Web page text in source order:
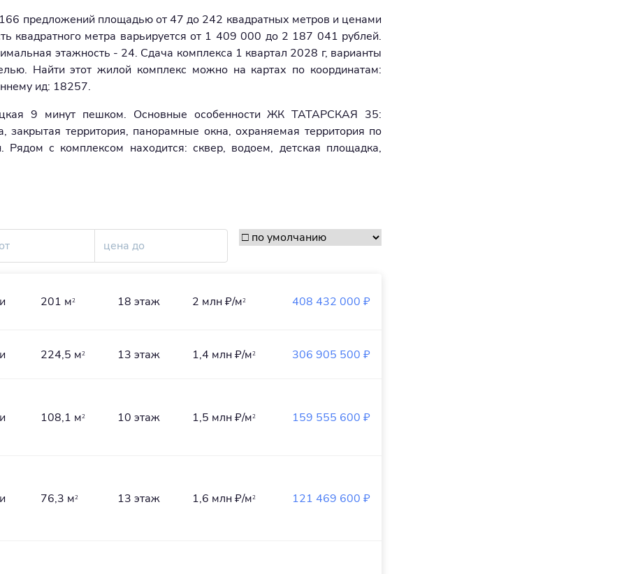
предложений площадью от 47 до 242 квадратных метров и ценами
квадратного метра варьируется от 1 409 000 до 2 187 041 рублей.
этажность - 24. Сдача комплекса 1 квартал 2028 г, варианты
Найти этот жилой комплекс можно на картах по координатам:
ид: 18257.
9 минут пешком. Основные особенности ЖК ТАТАРСКАЯ 35:
территория, панорамные окна, охраняемая территория по
Рядом с комплексом находится: сквер, водоем, детская площадка,
201 м2 18 этаж 2 млн₽/м2 408 432 000 ₽
224,5 м2 13 этаж 1,4 млн₽/м2 306 905 500 ₽
108,1 м2 10 этаж 1,5 млн₽/м2 159 555 600 ₽
76,3 м2 13 этаж 1,6 млн₽/м2 121 469 600 ₽